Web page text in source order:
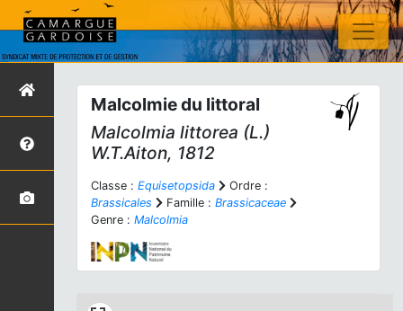
Malcolmie du littoral
Malcolmia littorea (L.)
W.T.Aiton, 1812
Classe : Equisetopsida
Ordre :
Brassicales
Famille : Brassicaceae
Genre : Malcolmia